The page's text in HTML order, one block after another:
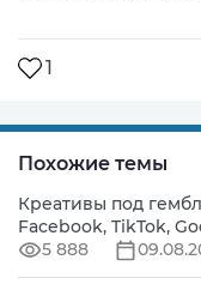
1
Похожие темы
Креативы под
Facebook, TikTok,
5 888